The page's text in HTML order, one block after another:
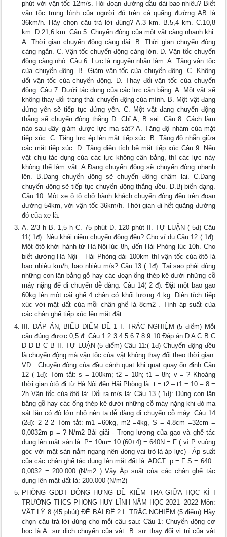
phút với vận tốc 12m/s. Hỏi đoạn đường dầu dài bao nhiêu? Biết
vận tốc trung bình của người đó trên cả quãng đường AB là
36km/h. Hãy chọn câu trả lời đúng? A.3 km. B.5,4 km. C.10,8
km. D.21,6 km. Câu 5: Chuyển động của một vật càng nhanh khi:
A. Thời gian chuyển động càng dài. B. Thời gian chuyển động
càng ngắn. C. Vận tốc chuyển động càng lớn. D. Vận tốc chuyển
động càng nhỏ. Câu 6: Lực là nguyên nhân làm: A. Tăng vận tốc
của chuyển động. B. Giảm vận tốc của chuyển động. C. Không
đổi vận tốc của chuyển động. D. Thay đổi vận tốc của chuyển
động. Câu 7: Dưới tác dụng của các lực cân bằng: A. Một vật sẽ
không thay đổi trạng thái chuyển động của mình. B. Một vật đang
đứng yên sẽ tiếp tục đứng yên. C. Một vật đang chuyển động
thẳng sẽ chuyển động thẳng D. Chỉ A, B sai. Câu 8. Cách làm
nào sau đây giảm được lực ma sát? A. Tăng độ nhám của mặt
tiếp xúc. C. Tăng lực ép lên mặt tiếp xúc. B. Tăng độ nhẵn giữa
các mặt tiếp xúc. D. Tăng diện tích bề mặt tiếp xúc Câu 9: Nếu
vật chịu tác dụng của các lực không cân bằng, thì các lực này
không thể làm vật: A.Đang chuyển động sẽ chuyển động nhanh
lên. B.Đang chuyển động sẽ chuyển động chậm lại. C.Đang
chuyển động sẽ tiếp tục chuyển động thẳng đều. D.Bị biến dạng.
Câu 10: Một xe ô tô chở hành khách chuyển động đều trên đoạn
đường 54km, với vận tốc 36km/h. Thời gian đi hết quãng đường
đó của xe là:
A. 2/3 h B. 1,5 h C. 75 phút D. 120 phút II. TỰ LUẬN ( 5đ) Câu
11( 1đ): Nêu khái niệm chuyển động đều? Cho ví dụ Câu 12 ( 1đ):
Một ôtô khởi hành từ Hà Nội lúc 8h, đến Hải Phòng lúc 10h. Cho
biết đường Hà Nội – Hải Phòng dài 100km thì vận tốc của ôtô là
bao nhiêu km/h, bao nhiêu m/s? Câu 13 ( 1đ): Tại sao phải dùng
những con lăn bằng gỗ hay các đoạn ống thép kê dưới những cỗ
máy nặng để di chuyển dễ dàng. Câu 14( 2 đ): Đặt một bao gạo
60kg lên một cái ghế 4 chân có khối lượng 4 kg. Diện tích tiếp
xúc với mặt đất của mỗi chân ghế là 8cm2 . Tính áp suất của
các chân ghế tiếp xúc lên mặt đất.
III. ĐÁP ÁN, BIỂU ĐIỂM ĐỀ 1 I. TRẮC NGHIỆM (5 điểm) Mỗi
câu đúng được 0,5 đ. Câu 1 2 3 4 5 6 7 8 9 10 Đáp án D A C B C
D D B C B II. TỰ LUẬN (5 điểm) Câu 11:( 1đ) Chuyển động đều
là chuyển động mà vận tốc của vật không thay đổi theo thời gian.
VD : Chuyển động của đầu cánh quạt khi quạt quay ổn định Câu
12 ( 1đ): Tóm tắt: s = 100km; t2 = 10h; t1 = 8h; v = ? Khoảng
thời gian ôtô đi từ Hà Nội đến Hải Phòng là: t = t2 – t1 = 10 – 8 =
2h Vận tốc của ôtô là: Đổi ra m/s là: Câu 13 ( 1đ): Dùng con lăn
bằng gỗ hay các ống thép kê dưới những cỗ máy nặng khi đó ma
sát lăn có độ lớn nhỏ nên ta dễ dàng di chuyển cỗ máy. Câu 14
(2đ): 2 2 2 Tóm tắt: m1 =60kg, m2 =4kg, S = 4.8cm =32cm =
0,0032m p = ? N/m2 Bài giải - Trọng lượng của gạo và ghế tác
dụng lên mặt sàn là: P= 10m= 10 (60+4) = 640N = F ( vì P vuông
góc với mặt sàn nằm ngang nên đóng vai trò là áp lực) - Áp suất
của các chân ghế tác dụng lên mặt đất là: ADCT: p = F:S = 640 :
0,0032 = 200.000 (N/m2 ) Vậy Áp suất của các chân ghế tác
dụng lên mặt đất là: 200.000 (N/m2)
PHÒNG GDĐT ĐÔNG HƯNG ĐỀ KIỂM TRA GIỮA HỌC KÌ I
TRƯỜNG THCS PHONG HUY LĨNH NĂM HỌC 2021- 2022 Môn:
VẬT LÝ 8 (45 phút) ĐỀ BÀI ĐỀ 2 I. TRẮC NGHIỆM (5 điểm) Hãy
chọn câu trả lời đúng cho mỗi câu sau: Câu 1: Chuyển động cơ
học là A. sự dịch chuyển của vật. B. sự thay đổi vị trí của vật